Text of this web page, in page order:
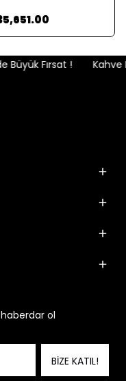
Fırsat ! Kahve
ol
BİZE KATIL!